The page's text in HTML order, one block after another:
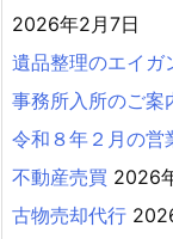
2026年2月7日
遺品整理のエイガ
事務所入所のご案
令和８年２月の営
不動産売買 2026
古物売却代行